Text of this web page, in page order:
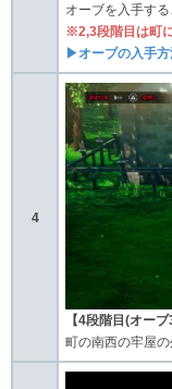
オーブを入手す
※2,3段階目は町
▶オーブの入手
4
【4段階目(オーブ
町の南西の牢屋